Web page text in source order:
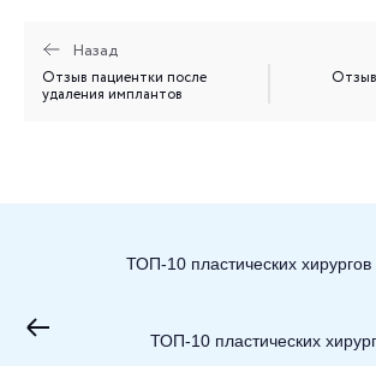
Назад
Отзыв пациентки после
удаления имплантов
ТОП-10 пластических
ТОП-10 пластических